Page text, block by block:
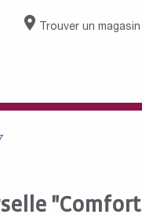
Trouver un magasin